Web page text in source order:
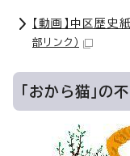
【動画】中区歴
部リンク）
「おから猫」の